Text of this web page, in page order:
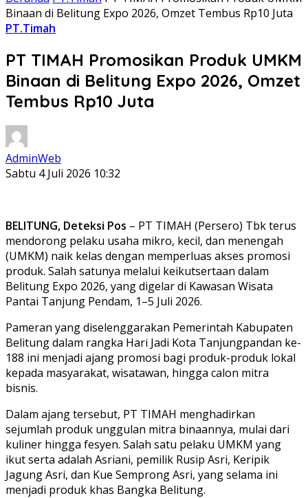
Binaan di Belitung Expo 2026, Omzet Tembus Rp10 Juta
PT.Timah
PT TIMAH Promosikan Produk UMKM
Binaan di Belitung Expo 2026, Omzet
Tembus Rp10 Juta
AdminWeb
Sabtu 4 Juli 2026 10:32
BELITUNG, Deteksi Pos – PT TIMAH (Persero) Tbk terus
mendorong pelaku usaha mikro, kecil, dan menengah
(UMKM) naik kelas dengan memperluas akses promosi
produk. Salah satunya melalui keikutsertaan dalam
Belitung Expo 2026, yang digelar di Kawasan Wisata
Pantai Tanjung Pendam, 1–5 Juli 2026.
Pameran yang diselenggarakan Pemerintah Kabupaten
Belitung dalam rangka Hari Jadi Kota Tanjungpandan ke-
188 ini menjadi ajang promosi bagi produk-produk lokal
kepada masyarakat, wisatawan, hingga calon mitra
bisnis.
Dalam ajang tersebut, PT TIMAH menghadirkan
sejumlah produk unggulan mitra binaannya, mulai dari
kuliner hingga fesyen. Salah satu pelaku UMKM yang
ikut serta adalah Asriani, pemilik Rusip Asri, Keripik
Jagung Asri, dan Kue Semprong Asri, yang selama ini
menjadi produk khas Bangka Belitung.